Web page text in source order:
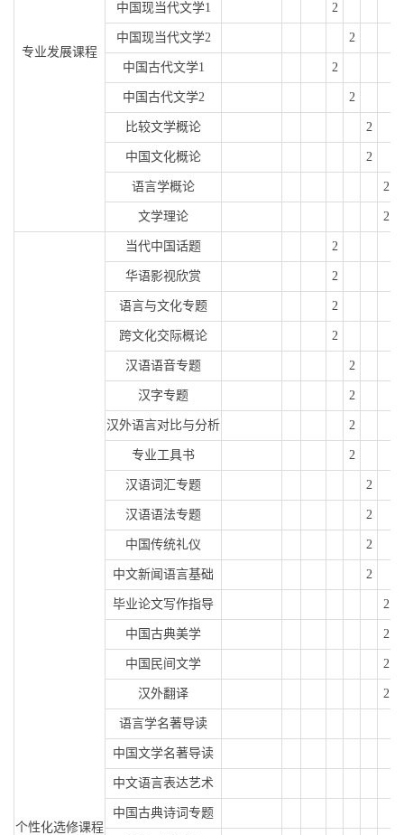
专业发展课程
中国现当代文学1 2
中国现当代文学2 2
中国古代文学1 2
中国古代文学2 2
比较文学概论 2
中国文化概论 2
语言学概论 2
文学理论 2
个性化选修课程
当代中国话题 2
华语影视欣赏 2
语言与文化专题 2
跨文化交际概论 2
汉语语音专题 2
汉字专题 2
汉外语言对比与分析 2
专业工具书 2
汉语词汇专题 2
汉语语法专题 2
中国传统礼仪 2
中文新闻语言基础 2
毕业论文写作指导 2
中国古典美学 2
中国民间文学 2
汉外翻译 2
语言学名著导读
中国文学名著导读
中文语言表达艺术
中国古典诗词专题